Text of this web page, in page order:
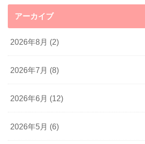
アーカイブ
2026年8月 (2)
2026年7月 (8)
2026年6月 (12)
2026年5月 (6)